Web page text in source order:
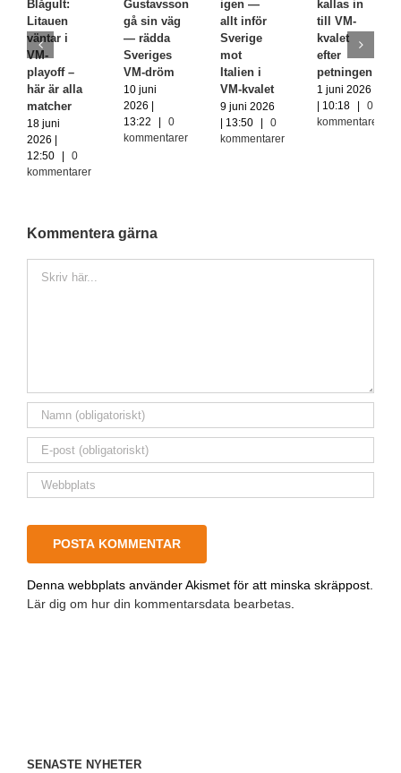
Blågult:
Litauen
väntar i
VM-
playoff –
här är alla
matcher
18 juni
2026 |
12:50
0
kommentarer
Gustavsson
gå sin väg
— rädda
Sveriges
VM-dröm
10 juni
2026 |
13:22
0
kommentarer
igen —
allt inför
Sverige
mot
Italien i
VM-kvalet
9 juni 2026
| 13:50
0
kommentarer
kallas in
till VM-
kvalet
efter
petningen
1 juni 2026
| 10:18
0
kommentarer
Kommentera gärna
Denna webbplats använder Akismet för att minska skräppost.
Lär dig om hur din kommentarsdata bearbetas.
SENASTE NYHETER